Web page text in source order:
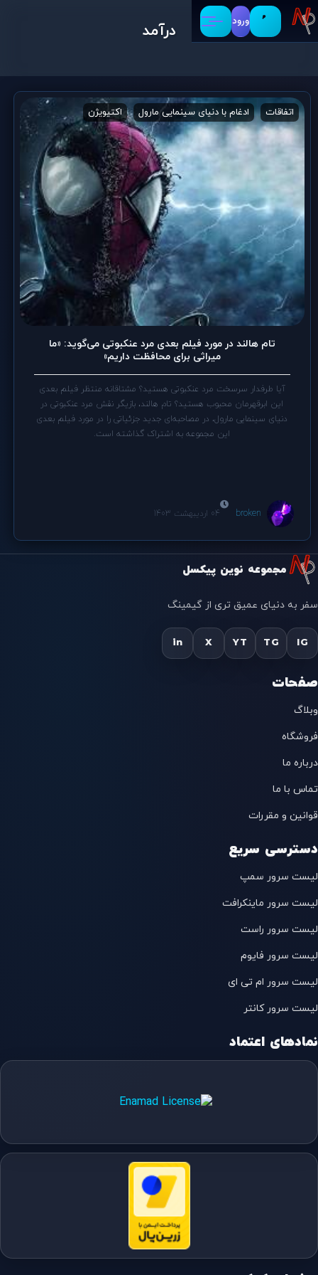
ورود درآمد
اتفاقات ادغام با دنیای سینمایی مارول اکتیویژن اینسامنیاک گیمز
تام هالند در مورد فیلم بعدی مرد عنکبوتی می‌گوید: «ما
میراثی برای محافظت داریم»
آیا طرفدار سرسخت مرد عنکبوتی هستید؟ مشتاقانه منتظر فیلم بعدی
این ابرقهرمان محبوب هستید؟ تام هالند، بازیگر نقش مرد عنکبوتی در
دنیای سینمایی مارول، در مصاحبه‌ای جدید جزئیاتی را در مورد فیلم بعدی
این مجموعه به اشتراک گذاشته است.
broken 04 اردیبهشت 1403
مجموعه نوین پیکسل
سفر به دنیای عمیق تری از گیمینگ
IG
TG
YT
X
in
صفحات
وبلاگ
فروشگاه
درباره ما
تماس با ما
قوانین و مقررات
دسترسی سریع
لیست سرور سمپ
لیست سرور ماینکرافت
لیست سرور راست
لیست سرور فایوم
لیست سرور ام تی ای
لیست سرور کانتر
نمادهای اعتماد